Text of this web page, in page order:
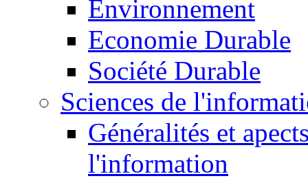
Environnement
Economie Durable
Société Durable
Sciences de
Généralités et
l'information